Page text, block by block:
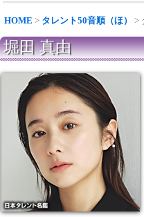
HOME > タレント50音順（ほ） >
堀田 真由